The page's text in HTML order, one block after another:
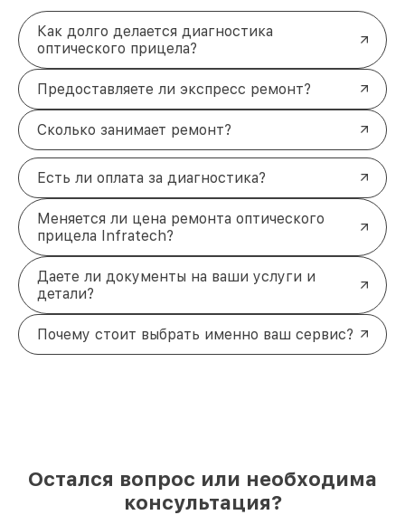
Как долго делается диагностика
оптического прицела?
Предоставляете ли экспресс ремонт?
Сколько занимает ремонт?
Есть ли оплата за диагностика?
Меняется ли цена ремонта оптического
прицела Infratech?
Даете ли документы на ваши услуги и
детали?
Почему стоит выбрать именно ваш сервис?
Остался вопрос или необходима
консультация?